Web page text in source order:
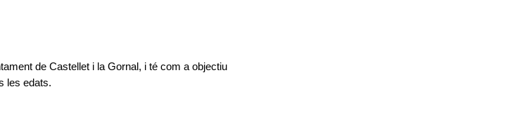
de Castellet i la Gornal, i té com a objectiu
les edats.